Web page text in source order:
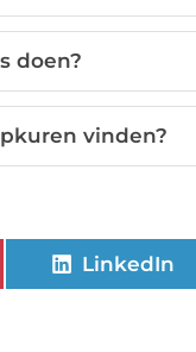
doen?
vinden?
LinkedIn